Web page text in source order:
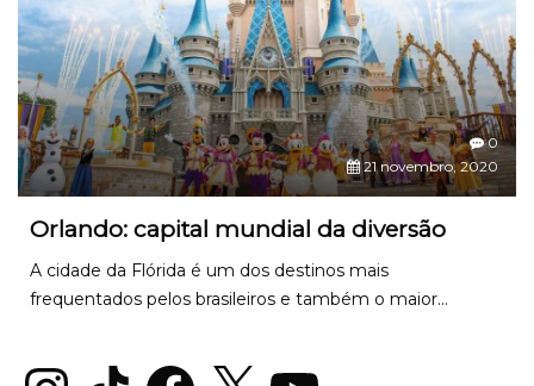
0
21 novembro, 2020
Orlando: capital mundial da diversão
A cidade da Flórida é um dos destinos mais
frequentados pelos brasileiros e também o maior...
InstagramTikTok Facebook
X YouTube